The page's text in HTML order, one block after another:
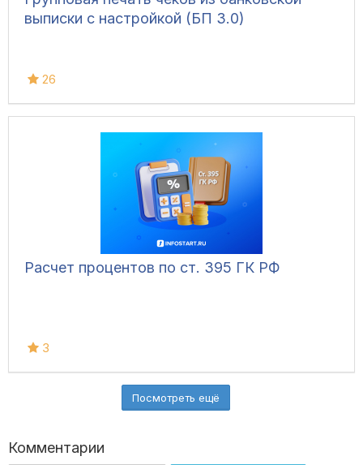
выписки с настройкой (БП 3.0)
26
Расчет процентов по ст. 395 ГК РФ
3
Посмотреть ещё
Комментарии